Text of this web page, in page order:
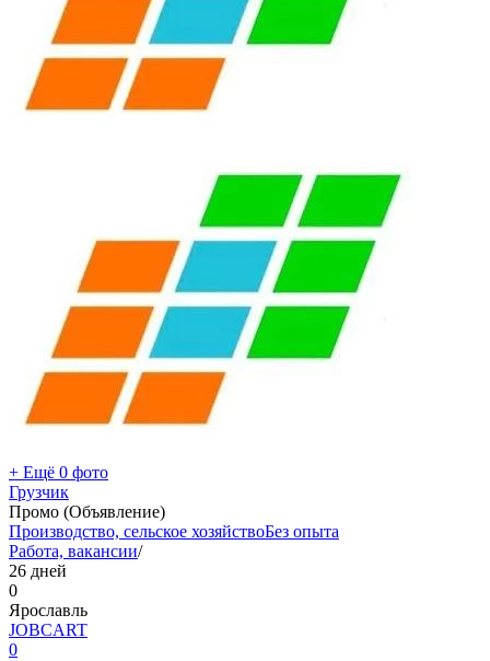
+ Ещё 0 фото
Грузчик
Промо (Объявление)
Производство, сельское хозяйствоБез опыта
Работа, вакансии/
26 дней
0
Ярославль
JOBCART
0